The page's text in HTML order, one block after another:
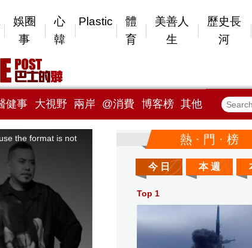
娛圈
事
心
韓
Plastic
體
育
美善人
生
歷史長
河
健事 大視野 兩岸 @消費 博客榜 其他
the format is not
熱 · 門 · 榜
今 日 本 週
Top 1